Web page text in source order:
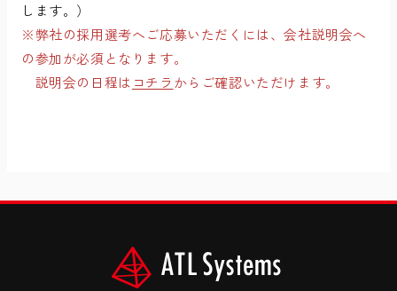
します。）
※弊社の採用選考へご応募いただくには、会社説明会へ
の参加が必須となります。
説明会の日程は コチラからご確認いただけます。